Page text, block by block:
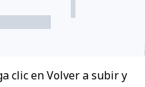
clic enVolver a subiry